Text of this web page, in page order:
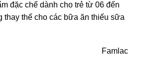
đặc chế dành cho trẻ từ 06 đến
thay thế cho các bữa ăn thiếu sữa
Famlac